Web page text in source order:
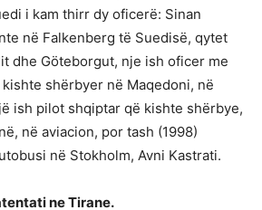
i kam thirr dy oficerë: Sinan
në Falkenberg të Suedisë, qytet
dhe Göteborgut, nje ish oficer me
shërbyer në Maqedoni, në
ish pilot shqiptar që kishte shërbye,
në aviacion, por tash (1998)
në Stokholm, Avni Kastrati.
ne Tirane.